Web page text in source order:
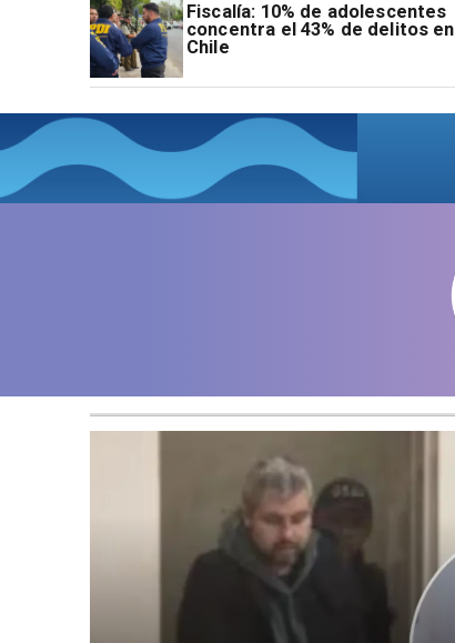
Fiscalía: 10% de adolescentes
concentra el 43% de delitos en
Chile